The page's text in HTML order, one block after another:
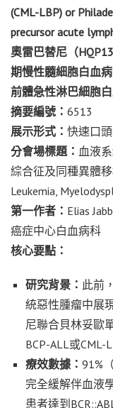
(CML-LBP) or
precursor acute
奧雷巴替尼（
期慢性髓細胞白血
前體急性淋巴細胞
摘要編號： 6513
展示形式： 快速口
分會場標題： 血液
綜合征及同種異體
Leukemia,
第一作者： Elias
癌症中心白血病科
核心要點：
研究背景： 此前
統惡性腫瘤中展
尼聯合貝林妥歐
BCP-ALL或CML-
療效數據： 91%
完全緩解伴血液
患者達到